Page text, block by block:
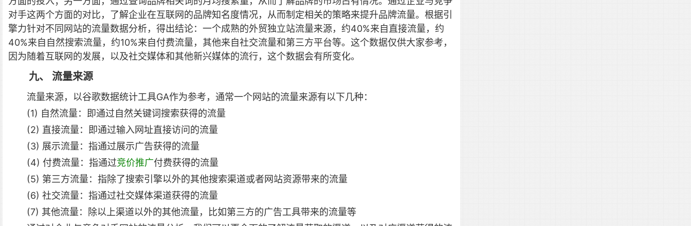
对手这两个方面的对比，了解企业在互联网的品牌知名度情况，从而制定相关的策略来提升品牌流量。根据引
擎力针对不同网站的流量数据分析，得出结论：一个成熟的外贸独立站流量来源，约40%来自直接流量，约
40%来自自然搜索流量，约10%来自付费流量，其他来自社交流量和第三方平台等。这个数据仅供大家参考，
因为随着互联网的发展，以及社交媒体和其他新兴媒体的流行，这个数据会有所变化。
九、 流量来源
流量来源，以谷歌数据统计工具GA作为参考，通常一个网站的流量来源有以下几种：
(1) 自然流量：即通过自然关键词搜索获得的流量
(2) 直接流量：即通过输入网址直接访问的流量
(3) 展示流量：指通过展示广告获得的流量
(4) 付费流量：指通过竞价推广付费获得的流量
(5) 第三方流量：指除了搜索引擎以外的其他搜索渠道或者网站资源带来的流量
(6) 社交流量：指通过社交媒体渠道获得的流量
(7) 其他流量：除以上渠道以外的其他流量，比如第三方的广告工具带来的流量等